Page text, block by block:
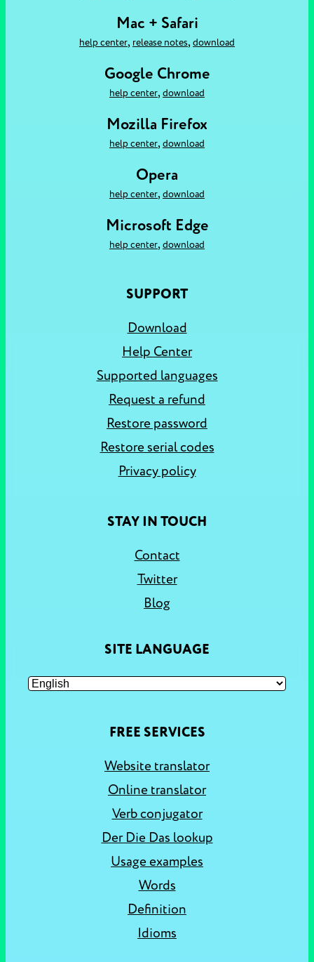
Mac + Safari
help center, release notes, download
Google Chrome
help center, download
Mozilla Firefox
help center, download
Opera
help center, download
Microsoft Edge
help center, download
SUPPORT
Download
Help Center
Supported languages
Request a refund
Restore password
Restore serial codes
Privacy policy
STAY IN TOUCH
Contact
Twitter
Blog
SITE LANGUAGE
FREE SERVICES
Website translator
Online translator
Verb conjugator
Der Die Das lookup
Usage examples
Words
Definition
Idioms